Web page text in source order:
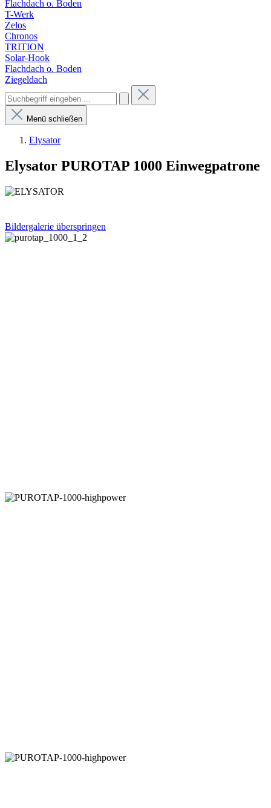
Flachdach o. Boden
T-Werk
Zelos
Chronos
TRITION
Solar-Hook
Flachdach o. Boden
Ziegeldach
Menü schließen
Elysator
Elysator PUROTAP 1000 Einwegpatrone
Bildergalerie überspringen